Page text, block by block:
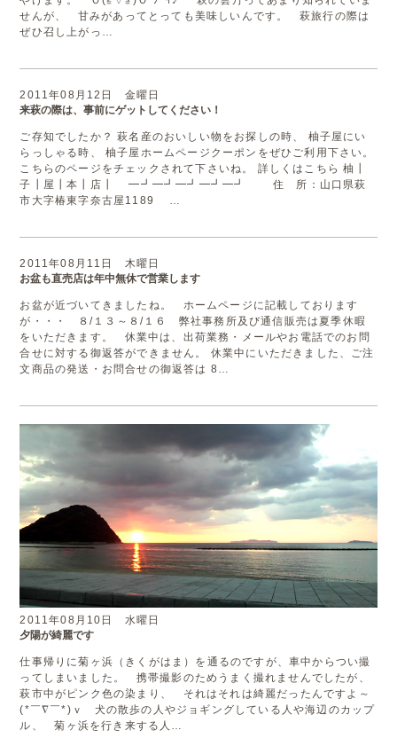
せんが、 甘みがあってとっても美味しいんです。 萩旅行の際は
ぜひ召し上がっ…
2011年08月12日 金曜日
来萩の際は、事前にゲットしてください！
ご存知でしたか？ 萩名産のおいしい物をお探しの時、 柚子屋にい
らっしゃる時、 柚子屋ホームページクーポンをぜひご利用下さい。
こちらのページをチェックされて下さいね。 詳しくはこちら 柚┃
子┃屋┃本┃店┃ ━┛━┛━┛━┛━┛ 住 所：山口県萩
市大字椿東字奈古屋1189 …
2011年08月11日 木曜日
お盆も直売店は年中無休で営業します
お盆が近づいてきましたね。 ホームページに記載しております
が・・・ ８/１３～８/１６ 弊社事務所及び通信販売は夏季休暇
をいただきます。 休業中は、出荷業務・メールやお電話でのお問
合せに対する御返答ができません。 休業中にいただきました、ご注
文商品の発送・お問合せの御返答は 8…
2011年08月10日 水曜日
夕陽が綺麗です
仕事帰りに菊ヶ浜（きくがはま）を通るのですが、車中からつい撮
ってしまいました。 携帯撮影のためうまく撮れませんでしたが、
萩市中がピンク色の染まり、 それはそれは綺麗だったんですよ～
(*￣∇￣*)ｖ 犬の散歩の人やジョギングしている人や海辺のカップ
ル、 菊ヶ浜を行き来する人…